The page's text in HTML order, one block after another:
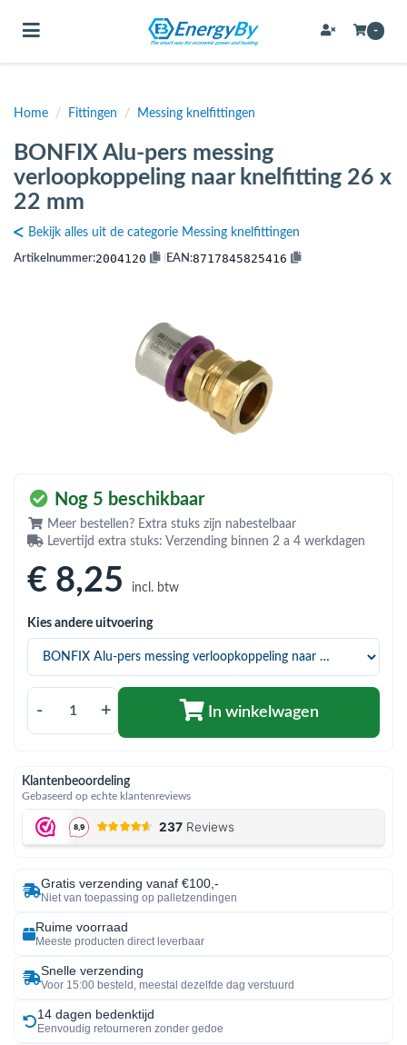
(Bevestigingsmateriaal / schroeven)
(Buffervaten, hygiene boilers & boilervaten)
(Buizen & leidingen)
(Expansievaten)
(Flexibele slangen)
(Hemelwaterafvoer & riolering)
(Rookkanalen)
(Verwarming, kachels & ketels)
(Zonneboilersets & onderdelen)
(Warmtepompen en warmtepompboilers)
Toggle navigation -
Home / Fittingen / Messing knelfittingen
BONFIX Alu-pers messing
verloopkoppeling naar knelfitting 26 x
22 mm
Bekijk alles uit de categorie Messing knelfittingen
Artikelnummer:2004120 EAN:8717845825416
Nog 5 beschikbaar
Meer bestellen? Extra stuks zijn nabestelbaar
Levertijd extra stuks: Verzending binnen 2 a 4 werkdagen
€ 8,25 incl. btw
Kies andere uitvoering
- + In winkelwagen
Klantenbeoordeling
Gebaseerd op echte klantenreviews
Gratis verzending vanaf €100,-
Niet van toepassing op palletzendingen
Ruime voorraad
Meeste producten direct leverbaar
Snelle verzending
Voor 15:00 besteld, meestal dezelfde dag verstuurd
14 dagen bedenktijd
Eenvoudig retourneren zonder gedoe